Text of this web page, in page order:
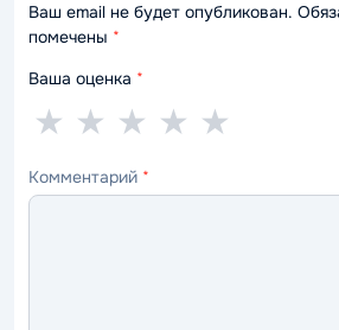
Ваш email не будет опубликован.
помечены *
Ваша оценка *
5
—
★
4
—
★
3
—
★
2
—
★
1
—
★
Комментарий *